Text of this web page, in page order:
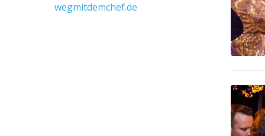
wegmitdemchef.de